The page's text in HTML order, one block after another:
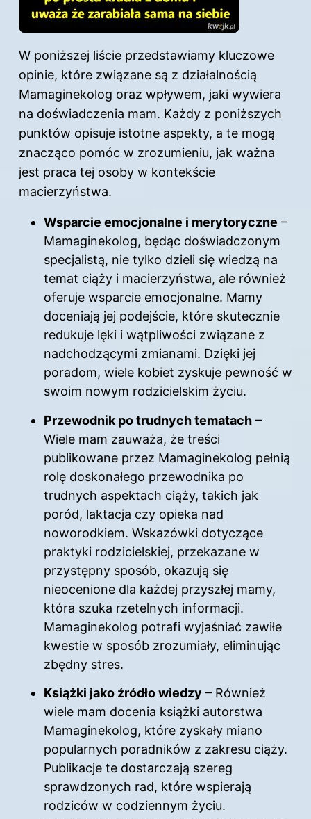
W poniższej liście przedstawiamy kluczowe
opinie, które związane są z działalnością
Mamaginekolog oraz wpływem, jaki wywiera
na doświadczenia mam. Każdy z poniższych
punktów opisuje istotne aspekty, a te mogą
znacząco pomóc w zrozumieniu, jak ważna
jest praca tej osoby w kontekście
macierzyństwa.
Wsparcie emocjonalne i merytoryczne –
Mamaginekolog, będąc doświadczonym
specjalistą, nie tylko dzieli się wiedzą na
temat ciąży i macierzyństwa, ale również
oferuje wsparcie emocjonalne. Mamy
doceniają jej podejście, które skutecznie
redukuje lęki i wątpliwości związane z
nadchodzącymi zmianami. Dzięki jej
poradom, wiele kobiet zyskuje pewność w
swoim nowym rodzicielskim życiu.
Przewodnik po trudnych tematach –
Wiele mam zauważa, że treści
publikowane przez Mamaginekolog pełnią
rolę doskonałego przewodnika po
trudnych aspektach ciąży, takich jak
poród, laktacja czy opieka nad
noworodkiem. Wskazówki dotyczące
praktyki rodzicielskiej, przekazane w
przystępny sposób, okazują się
nieocenione dla każdej przyszłej mamy,
która szuka rzetelnych informacji.
Mamaginekolog potrafi wyjaśniać zawiłe
kwestie w sposób zrozumiały, eliminując
zbędny stres.
Książki jako źródło wiedzy – Również
wiele mam docenia książki autorstwa
Mamaginekolog, które zyskały miano
popularnych poradników z zakresu ciąży.
Publikacje te dostarczają szereg
sprawdzonych rad, które wspierają
rodziców w codziennym życiu.